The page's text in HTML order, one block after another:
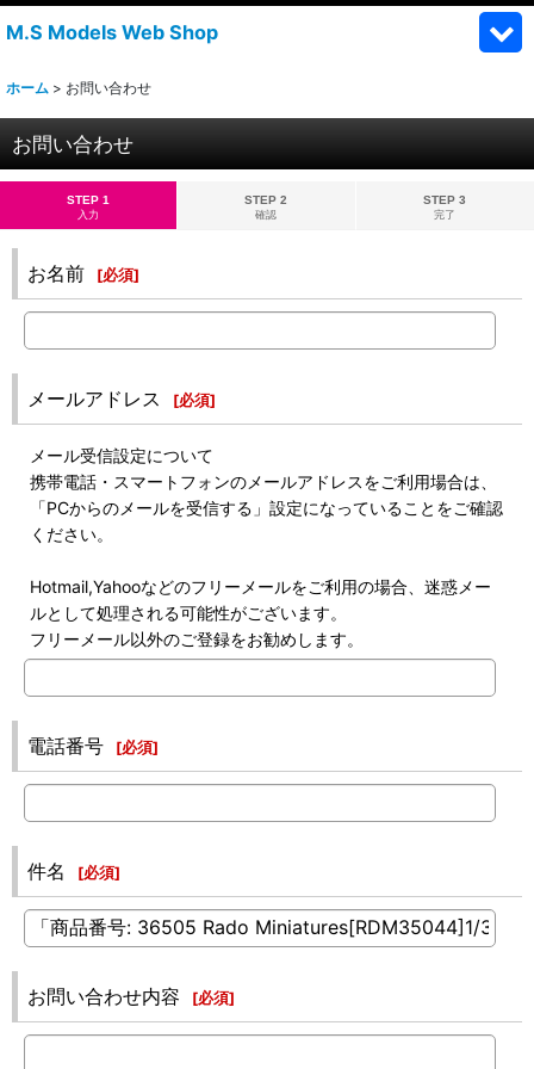
M.S Models Web Shop
ホーム > お問い合わせ
お問い合わせ
STEP 1
入力
STEP 2
確認
STEP 3
完了
お名前 [必須]
メールアドレス [必須]
メール受信設定について
携帯電話・スマートフォンのメールアドレスをご利用場合は、
「PCからのメールを受信する」設定になっていることをご確認
ください。
Hotmail,Yahooなどのフリーメールをご利用の場合、迷惑メー
ルとして処理される可能性がございます。
フリーメール以外のご登録をお勧めします。
電話番号 [必須]
件名 [必須]
お問い合わせ内容 [必須]